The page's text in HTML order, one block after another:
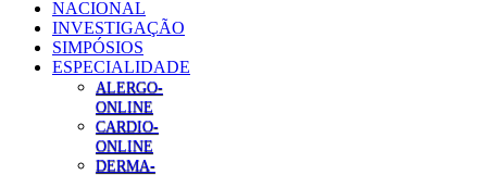
NACIONAL
INVESTIGAÇÃO
SIMPÓSIOS
ESPECIALIDADE
ALERGO-
ONLINE
CARDIO-
ONLINE
DERMA-